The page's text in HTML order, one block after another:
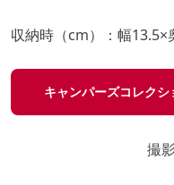
収納時（cm）：幅13.5×
キャンパーズコレク
撮